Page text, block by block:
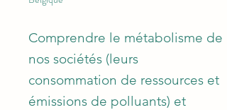
Comprendre le métabolisme de
nos sociétés (leurs
consommation de ressources et
émissions de polluants) et